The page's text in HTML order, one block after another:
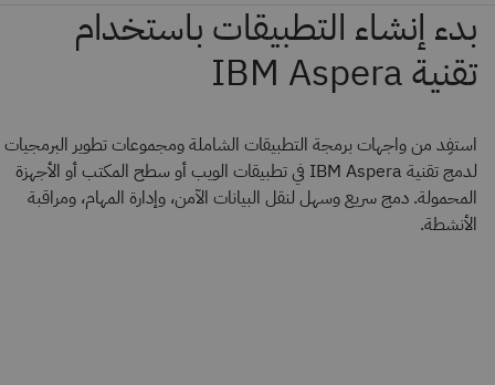
استفِد من واجهات برمجة التطبيقات الشاملة ومجموعات تطوير البرمجيات
لدمج تقنية IBM Aspera في تطبيقات الويب أو سطح المكتب أو الأجهزة
المحمولة. دمج سريع وسهل لنقل البيانات الآمن، وإدارة المهام، ومراقبة
الأنشطة.